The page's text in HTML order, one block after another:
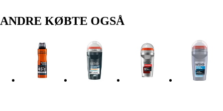
ANDRE KØBTE OGSÅ